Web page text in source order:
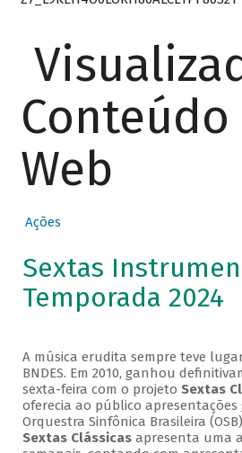
Conteúdo
Web
Ações
Sextas
Temporada 2024
A música erudita sempre teve
BNDES. Em 2010, ganhou
sexta-feira com o projeto Sextas
oferecia ao público
Orquestra Sinfônica Brasileira
Sextas Clássicasapresenta uma